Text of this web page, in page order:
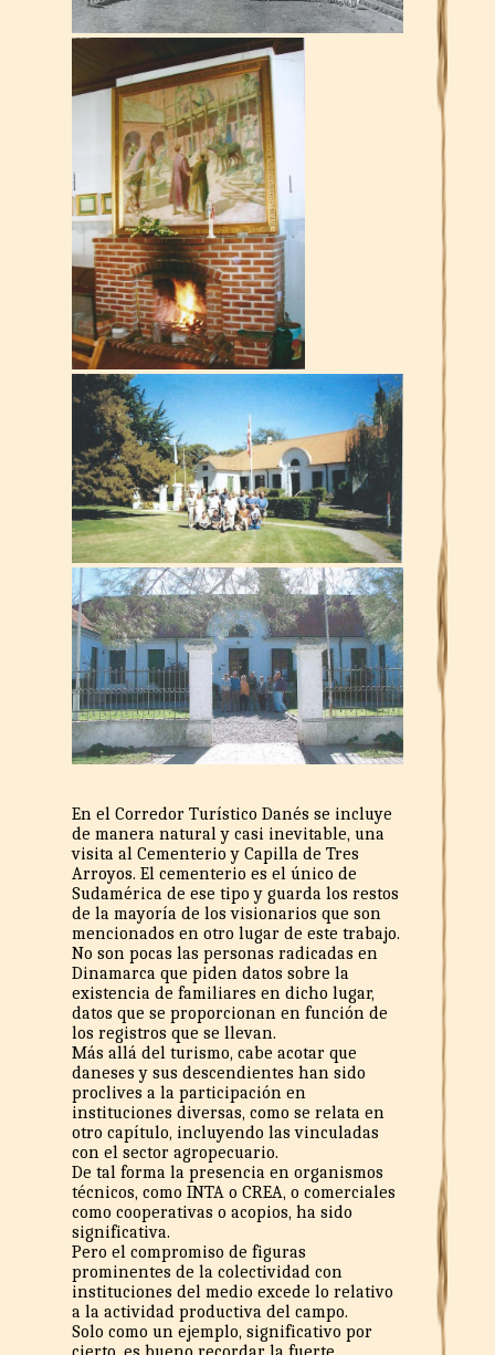
En el Corredor Turístico Danés se incluye
de manera natural y casi inevitable, una
visita al Cementerio y Capilla de Tres
Arroyos. El cementerio es el único de
Sudamérica de ese tipo y guarda los restos
de la mayoría de los visionarios que son
mencionados en otro lugar de este trabajo.
No son pocas las personas radicadas en
Dinamarca que piden datos sobre la
existencia de familiares en dicho lugar,
datos que se proporcionan en función de
los registros que se llevan.
Más allá del turismo, cabe acotar que
daneses y sus descendientes han sido
proclives a la participación en
instituciones diversas, como se relata en
otro capítulo, incluyendo las vinculadas
con el sector agropecuario.
De tal forma la presencia en organismos
técnicos, como INTA o CREA, o comerciales
como cooperativas o acopios, ha sido
significativa.
Pero el compromiso de figuras
prominentes de la colectividad con
instituciones del medio excede lo relativo
a la actividad productiva del campo.
Solo como un ejemplo, significativo por